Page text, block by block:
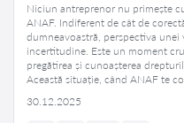
Niciun antreprenor nu primește
ANAF. Indiferent de cât de
dumneavoastră, perspectiva unei
incertitudine. Este un moment
pregătirea și cunoașterea
Această situație, când ANAF te
30.12.2025